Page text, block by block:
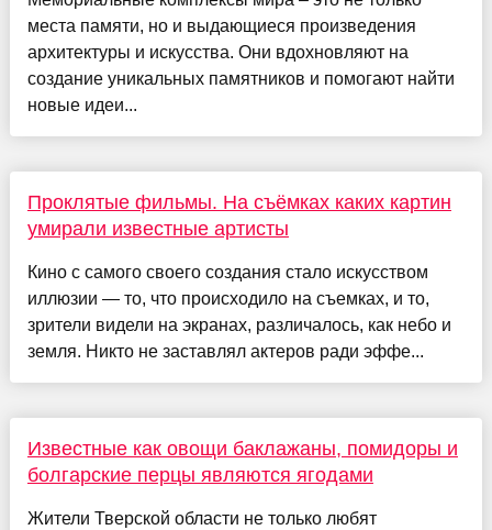
места памяти, но и выдающиеся произведения
архитектуры и искусства. Они вдохновляют на
создание уникальных памятников и помогают найти
новые идеи...
Проклятые фильмы. На съёмках каких картин
умирали известные артисты
Кино с самого своего создания стало искусством
иллюзии — то, что происходило на съемках, и то,
зрители видели на экранах, различалось, как небо и
земля. Никто не заставлял актеров ради эффе...
Известные как овощи баклажаны, помидоры и
болгарские перцы являются ягодами
Жители Тверской области не только любят